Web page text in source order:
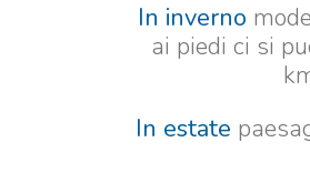
In inverno
ai piedi ci si
In estate